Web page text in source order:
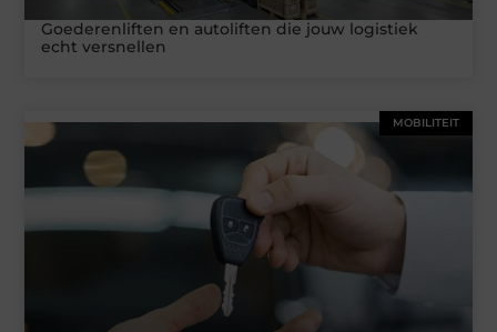
Goederenliften en autoliften die jouw logistiek
echt versnellen
MOBILITEIT